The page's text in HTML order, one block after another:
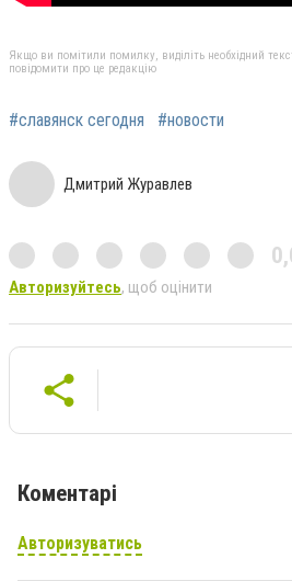
Якщо ви помітили помилку, виділіть необхідний
повідомити про це редакцію
#славянск сегодня #новости
Дмитрий Журавлев
Авторизуйтесь, щоб оцінити
Коментарі
Авторизуватись